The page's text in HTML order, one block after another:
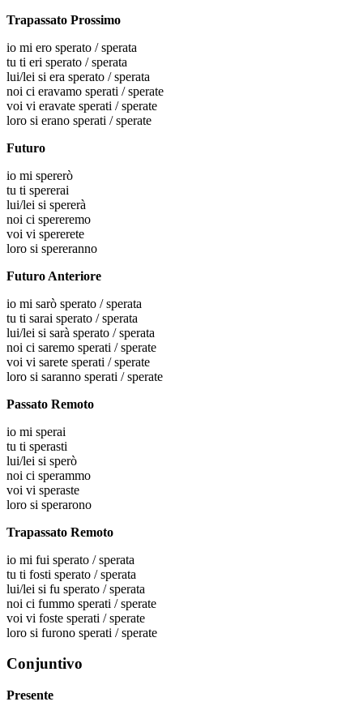
Trapassato Prossimo
io mi ero sperato / sperata
tu ti eri sperato / sperata
lui/lei si era sperato / sperata
noi ci eravamo sperati / sperate
voi vi eravate sperati / sperate
loro si erano sperati / sperate
Futuro
io mi spererò
tu ti spererai
lui/lei si spererà
noi ci spereremo
voi vi spererete
loro si spereranno
Futuro Anteriore
io mi sarò sperato / sperata
tu ti sarai sperato / sperata
lui/lei si sarà sperato / sperata
noi ci saremo sperati / sperate
voi vi sarete sperati / sperate
loro si saranno sperati / sperate
Passato Remoto
io mi sperai
tu ti sperasti
lui/lei si sperò
noi ci sperammo
voi vi speraste
loro si sperarono
Trapassato Remoto
io mi fui sperato / sperata
tu ti fosti sperato / sperata
lui/lei si fu sperato / sperata
noi ci fummo sperati / sperate
voi vi foste sperati / sperate
loro si furono sperati / sperate
Conjuntivo
Presente